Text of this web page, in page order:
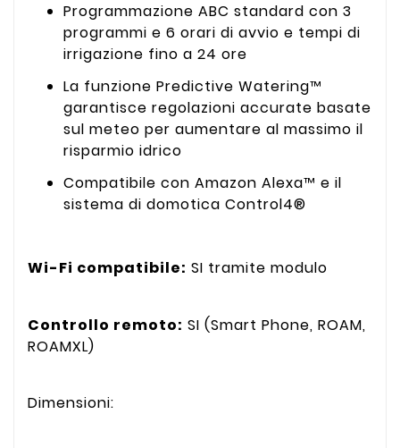
Programmazione ABC standard con 3
programmi e 6 orari di avvio e tempi di
irrigazione fino a 24 ore
La funzione Predictive Watering™
garantisce regolazioni accurate basate
sul meteo per aumentare al massimo il
risparmio idrico
Compatibile con Amazon Alexa™ e il
sistema di domotica Control4®
Wi-Fi compatibile: SI tramite modulo
Controllo remoto: SI (Smart Phone, ROAM,
ROAMXL)
Dimensioni: